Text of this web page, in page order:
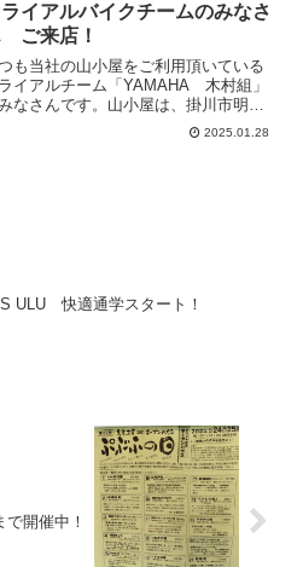
ライアルバイクチームのみなさ
ご来店！
も当社の山小屋をご利用頂いている
イアルチーム「YAMAHA 木村組」
なさんです。山小屋は、掛川市明ケ
キャンプ場のさらに奥にある、「エル
ラード in森 炭焼小屋」です。地名
2025.01.28
ULU 快適通学スタート！
開催中！